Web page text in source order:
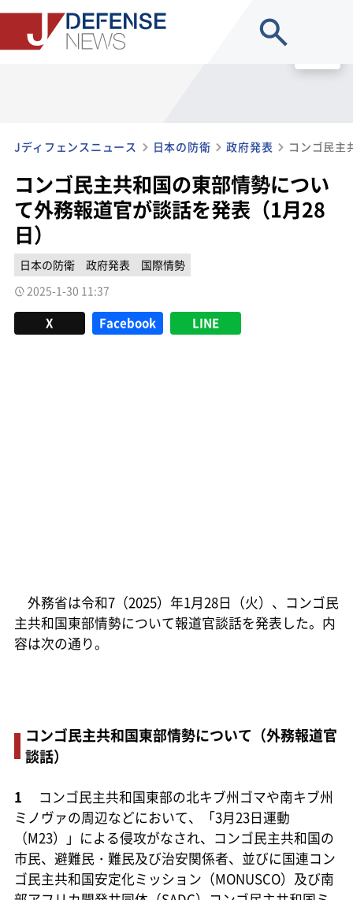
Jディフェンスニュース 日本の防衛 政府発表
コンゴ民主共和国の東部情勢につい
て外務報道官が談話を発表（1月28
日）
日本の防衛 政府発表
国際情勢
2025-1-30 11:37
X Facebook LINE
外務省は令和7（2025）年1月28日（火）、コンゴ民
主共和国東部情勢について報道官談話を発表した。内
容は次の通り。
コンゴ民主共和国東部情勢について（外務報道官
談話）
1
コンゴ民主共和国東部の北キブ州ゴマや南キブ州
ミノヴァの周辺などにおいて、「3月23日運動
（M23）」による侵攻がなされ、コンゴ民主共和国の
市民、避難民・難民及び治安関係者、並びに国連コン
ゴ民主共和国安定化ミッション（MONUSCO）及び南